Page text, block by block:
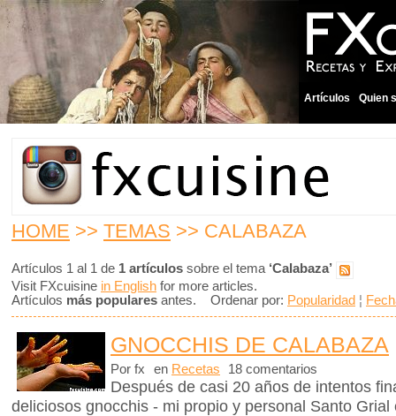
Artículos Quien
HOME >> TEMAS >> CALABAZA
Artículos 1 al 1 de 1 artículos sobre el tema ‘Calabaza’
Visit FXcuisine in English for more articles.
Artículos más populares antes. Ordenar por: Popularidad ¦
GNOCCHIS DE CALABAZA
Por fx en Recetas 18 comentarios
Después de casi 20 años de intentos
deliciosos gnocchis - mi propio y personal Santo Grial